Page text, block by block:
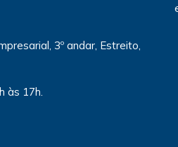
3º andar, Estreito,
às 17h.